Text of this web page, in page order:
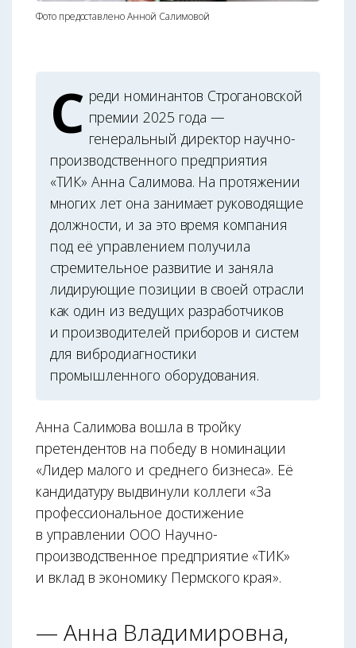
Фото предоставлено Анной Салимовой
С реди номинантов Строгановской
премии 2025 года —
генеральный директор научно-
производственного предприятия
«ТИК» Анна Салимова. На протяжении
многих лет она занимает руководящие
должности, и за это время компания
под её управлением получила
стремительное развитие и заняла
лидирующие позиции в своей отрасли
как один из ведущих разработчиков
и производителей приборов и систем
для вибродиагностики
промышленного оборудования.
Анна Салимова вошла в тройку
претендентов на победу в номинации
«Лидер малого и среднего бизнеса». Её
кандидатуру выдвинули коллеги «За
профессиональное достижение
в управлении ООО Научно-
производственное предприятие «ТИК»
и вклад в экономику Пермского края».
— Анна Владимировна,